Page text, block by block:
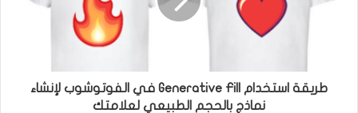
طريقة استخدام Generative Fill في الفوتوشوب لإنشاء
نماذج بالحجم الطبيعي لعلامتك